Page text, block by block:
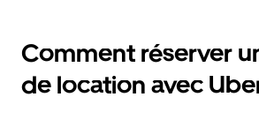
Comment réserver
de location avec